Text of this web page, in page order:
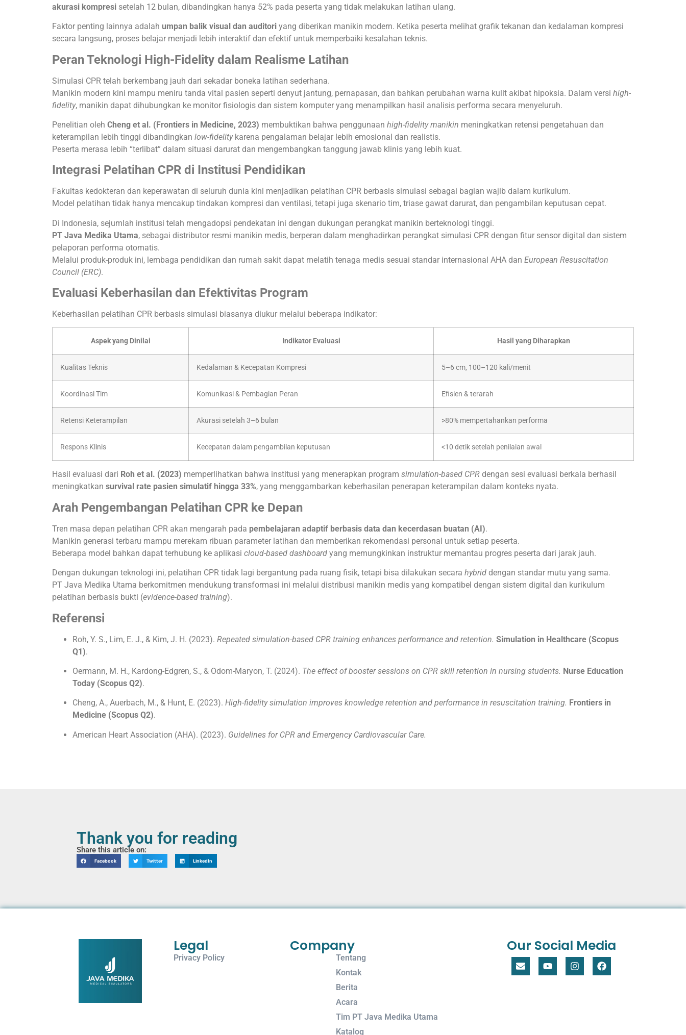
akurasi kompresi setelah 12 bulan, dibandingkan hanya 52% pada peserta yang tidak melakukan latihan ulang.
Faktor penting lainnya adalah umpan balik visual dan auditori yang diberikan manikin modern. Ketika peserta melihat grafik tekanan dan kedalaman kompresi
secara langsung, proses belajar menjadi lebih interaktif dan efektif untuk memperbaiki kesalahan teknis.
Peran Teknologi High-Fidelity dalam Realisme Latihan
Simulasi CPR telah berkembang jauh dari sekadar boneka latihan sederhana.
Manikin modern kini mampu meniru tanda vital pasien seperti denyut jantung, pernapasan, dan bahkan perubahan warna kulit akibat hipoksia. Dalam versi high-
fidelity, manikin dapat dihubungkan ke monitor fisiologis dan sistem komputer yang menampilkan hasil analisis performa secara menyeluruh.
Penelitian oleh Cheng et al. (Frontiers in Medicine, 2023) membuktikan bahwa penggunaan high-fidelity manikin meningkatkan retensi pengetahuan dan
keterampilan lebih tinggi dibandingkan low-fidelitykarena pengalaman belajar lebih emosional dan realistis.
Peserta merasa lebih “terlibat” dalam situasi darurat dan mengembangkan tanggung jawab klinis yang lebih kuat.
Integrasi Pelatihan CPR di Institusi Pendidikan
Fakultas kedokteran dan keperawatan di seluruh dunia kini menjadikan pelatihan CPR berbasis simulasi sebagai bagian wajib dalam kurikulum.
Model pelatihan tidak hanya mencakup tindakan kompresi dan ventilasi, tetapi juga skenario tim, triase gawat darurat, dan pengambilan keputusan cepat.
Di Indonesia, sejumlah institusi telah mengadopsi pendekatan ini dengan dukungan perangkat manikin berteknologi tinggi.
PT Java Medika Utama, sebagai distributor resmi manikin medis, berperan dalam menghadirkan perangkat simulasi CPR dengan fitur sensor digital dan sistem
pelaporan performa otomatis.
Melalui produk-produk ini, lembaga pendidikan dan rumah sakit dapat melatih tenaga medis sesuai standar internasional AHA dan European Resuscitation
Council (ERC).
Evaluasi Keberhasilan dan Efektivitas Program
Keberhasilan pelatihan CPR berbasis simulasi biasanya diukur melalui beberapa indikator:
Aspek yang Dinilai Indikator Evaluasi Hasil yang Diharapkan
Kualitas Teknis Kedalaman & Kecepatan Kompresi 5–6 cm, 100–120 kali/menit
Koordinasi Tim Komunikasi & Pembagian Peran Efisien & terarah
Retensi Keterampilan Akurasi setelah 3–6 bulan >80% mempertahankan performa
Respons Klinis Kecepatan dalam pengambilan keputusan <10 detik setelah penilaian awal
Hasil evaluasi dari Roh et al. (2023) memperlihatkan bahwa institusi yang menerapkan program simulation-based CPR dengan sesi evaluasi berkala berhasil
meningkatkan survival rate pasien simulatif hingga 33%, yang menggambarkan keberhasilan penerapan keterampilan dalam konteks nyata.
Arah Pengembangan Pelatihan CPR ke Depan
Tren masa depan pelatihan CPR akan mengarah pada pembelajaran adaptif berbasis data dan kecerdasan buatan (AI).
Manikin generasi terbaru mampu merekam ribuan parameter latihan dan memberikan rekomendasi personal untuk setiap peserta.
Beberapa model bahkan dapat terhubung ke aplikasi cloud-based dashboard yang memungkinkan instruktur memantau progres peserta dari jarak jauh.
Dengan dukungan teknologi ini, pelatihan CPR tidak lagi bergantung pada ruang fisik, tetapi bisa dilakukan secara hybrid dengan standar mutu yang sama.
PT Java Medika Utama berkomitmen mendukung transformasi ini melalui distribusi manikin medis yang kompatibel dengan sistem digital dan kurikulum
pelatihan berbasis bukti (evidence-based training).
Referensi
Roh, Y. S., Lim, E. J., & Kim, J. H. (2023). Repeated simulation-based CPR training enhances performance and retention. Simulation in Healthcare (Scopus
Q1).
Oermann, M. H., Kardong-Edgren, S., & Odom-Maryon, T. (2024). The effect of booster sessions on CPR skill retention in nursing students. Nurse Education
Today (Scopus Q2).
Cheng, A., Auerbach, M., & Hunt, E. (2023). High-fidelity simulation improves knowledge retention and performance in resuscitation training. Frontiers in
Medicine (Scopus Q2).
American Heart Association (AHA). (2023). Guidelines for CPR and Emergency Cardiovascular Care.
Thank you for reading
Share this article on:
Facebook Twitter LinkedIn
Legal
Privacy Policy
Tentang
Kontak
Berita
Acara
Tim PT Java Medika Utama
Katalog
Company Our Social Media